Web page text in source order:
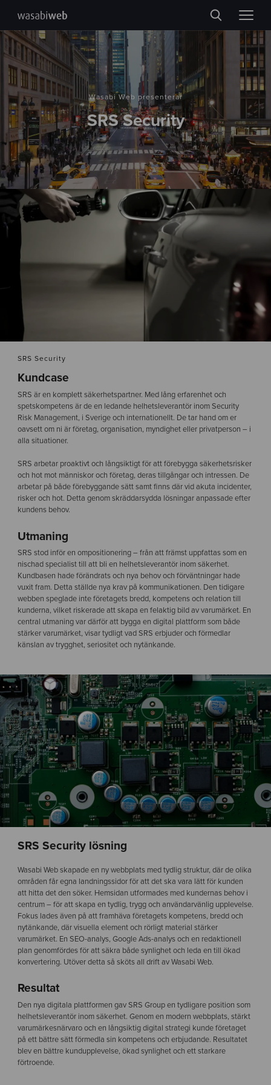
Wasabi Web presenterar
SRS Security
SRS Security
Kundcase
SRS är en komplett säkerhetspartner. Med lång erfarenhet och
spetskompetens är de en ledande helhetsleverantör inom Security
Risk Management, i Sverige och internationellt. De tar hand om er
oavsett om ni är företag, organisation, myndighet eller privatperson – i
alla situationer.
SRS arbetar proaktivt och långsiktigt för att förebygga säkerhetsrisker
och hot mot människor och företag, deras tillgångar och intressen. De
arbetar på både förebyggande sätt samt finns där vid akuta incidenter,
risker och hot. Detta genom skräddarsydda lösningar anpassade efter
kundens behov.
Utmaning
SRS stod inför en ompositionering – från att främst uppfattas som en
nischad specialist till att bli en helhetsleverantör inom säkerhet.
Kundbasen hade förändrats och nya behov och förväntningar hade
vuxit fram. Detta ställde nya krav på kommunikationen. Den tidigare
webben speglade inte företagets bredd, kompetens och relation till
kunderna, vilket riskerade att skapa en felaktig bild av varumärket. En
central utmaning var därför att bygga en digital plattform som både
stärker varumärket, visar tydligt vad SRS erbjuder och förmedlar
känslan av trygghet, seriositet och nytänkande.
SRS Security lösning
Wasabi Web skapade en ny webbplats med tydlig struktur, där de olika
områden får egna landningssidor för att det ska vara lätt för kunden
att hitta det den söker. Hemsidan utformades med kundernas behov i
centrum – för att skapa en tydlig, trygg och användarvänlig upplevelse.
Fokus lades även på att framhäva företagets kompetens, bredd och
nytänkande, där visuella element och rörligt material stärker
varumärket. En SEO-analys, Google Ads-analys och en redaktionell
plan genomfördes för att säkra både synlighet och leda en till ökad
konvertering. Utöver detta så sköts all drift av Wasabi Web.
Resultat
Den nya digitala plattformen gav SRS Group en tydligare position som
helhetsleverantör inom säkerhet. Genom en modern webbplats, stärkt
varumärkesnärvaro och en långsiktig digital strategi kunde företaget
på ett bättre sätt förmedla sin kompetens och erbjudande. Resultatet
blev en bättre kundupplevelse, ökad synlighet och ett starkare
förtroende.